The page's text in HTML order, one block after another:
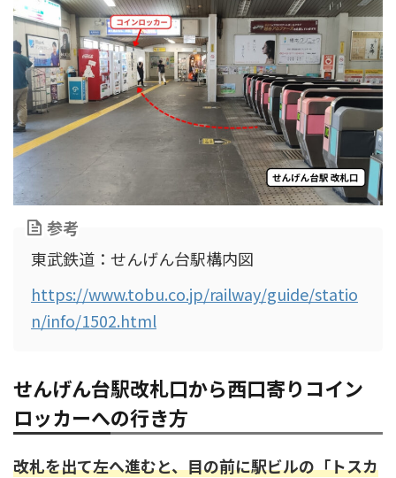
参考
東武鉄道：せんげん台駅構内図
https://www.tobu.co.jp/railway/guide/statio
n/info/1502.html
せんげん台駅改札口から西口寄りコイン
ロッカーへの行き方
改札を出て左へ進むと、目の前に駅ビルの「トスカ